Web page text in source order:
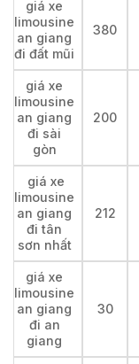
giá xe
limousine
an giang
đi đất mũi
380
giá xe
limousine
an giang
đi sài
gòn
200
giá xe
limousine
an giang
đi tân
sơn nhất
212
giá xe
limousine
an giang
đi an
giang
30